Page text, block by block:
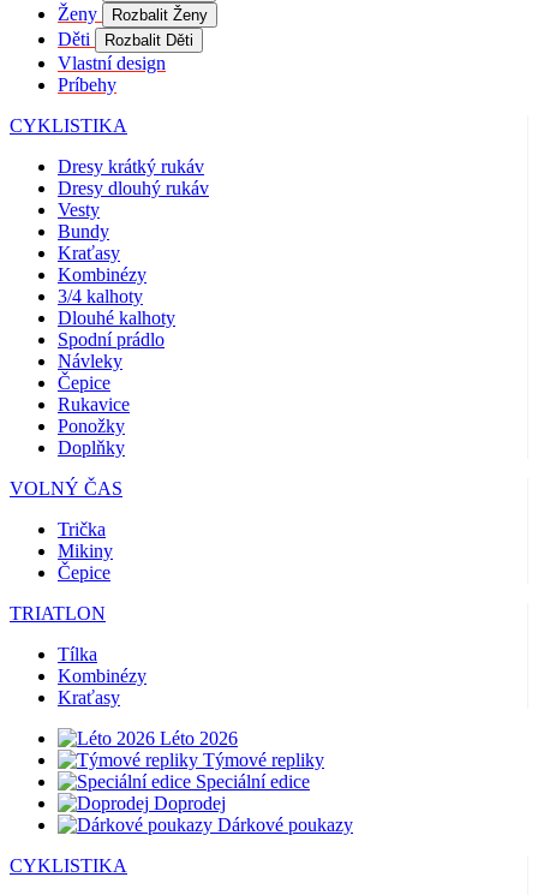
Ženy Rozbalit Ženy
Děti Rozbalit Děti
Vlastní design
Príbehy
CYKLISTIKA
Dresy krátký rukáv
Dresy dlouhý rukáv
Vesty
Bundy
Kraťasy
Kombinézy
3/4 kalhoty
Dlouhé kalhoty
Spodní prádlo
Návleky
Čepice
Rukavice
Ponožky
Doplňky
VOLNÝ ČAS
Trička
Mikiny
Čepice
TRIATLON
Tílka
Kombinézy
Kraťasy
Léto 2026
Týmové repliky
Speciální edice
Doprodej
Dárkové poukazy
CYKLISTIKA